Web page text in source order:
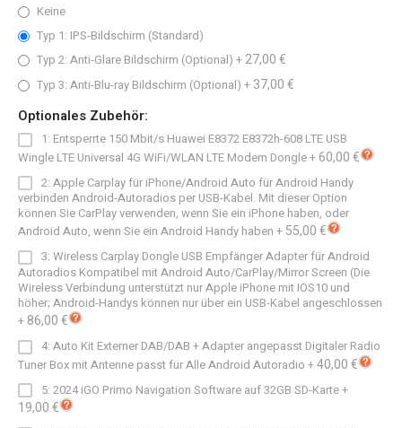
Keine
Typ 1: IPS-Bildschirm (Standard)
Typ 2: Anti-Glare Bildschirm (Optional) +27,00 €
Typ 3: Anti-Blu-ray Bildschirm (Optional) + 37,00 €
Optionales Zubehör:
1: Entsperrte 150 Mbit/s Huawei E8372 E8372h-608 LTE USB
Wingle LTE Universal 4G WiFi/WLAN LTE Modem Dongle+60,00 €
2: Apple Carplay für iPhone/Android Auto für Android Handy
verbinden Android-Autoradios per USB-Kabel. Mit dieser Option
können Sie CarPlay verwenden, wenn Sie ein iPhone haben, oder
Android Auto, wenn Sie ein Android Handy haben + 55,00 €
3: Wireless Carplay Dongle USB Empfänger Adapter für Android
Autoradios Kompatibel mit Android Auto/CarPlay/Mirror Screen (Die
Wireless Verbindung unterstützt nur Apple iPhone mit IOS10 und
höher; Android-Handys können nur über ein USB-Kabel angeschlossen
+ 86,00 €
4: Auto Kit Externer DAB/DAB + Adapter angepasst Digitaler Radio
Tuner Box mit Antenne passt für Alle Android Autoradio +40,00 €
5: 2024 iGO Primo Navigation Software auf 32GB SD-Karte+
19,00 €